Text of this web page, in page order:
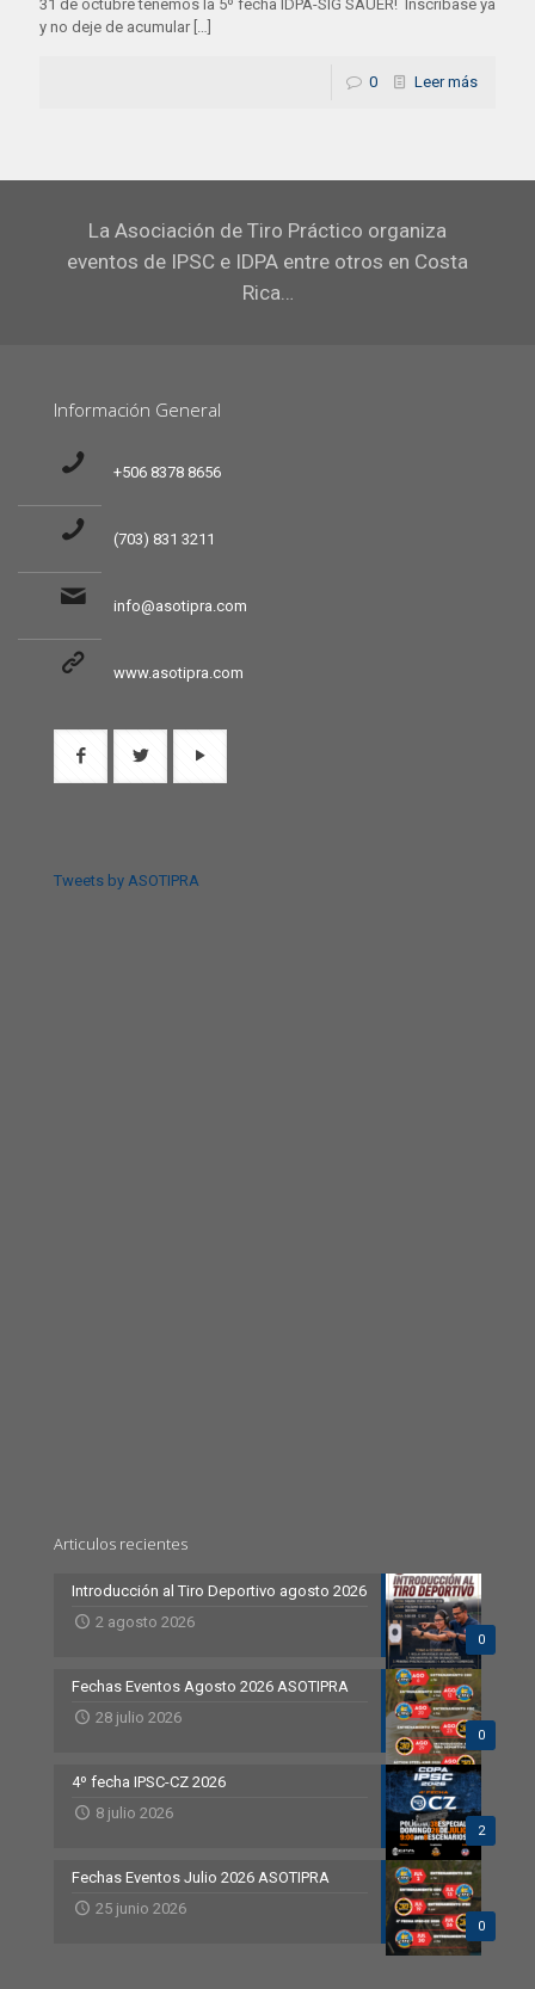
31 de octubre tenemos la 5º fecha IDPA-SIG SAUER! Inscríbase ya
y no deje de acumular […]
0 Leer más
La Asociación de Tiro Práctico organiza
eventos de IPSC e IDPA entre otros en Costa
Rica…
Información General
+506 8378 8656
(703) 831 3211
info@asotipra.com
www.asotipra.com
Tweets by ASOTIPRA
Articulos recientes
0
Introducción al Tiro Deportivo agosto 2026
2 agosto 2026
0
Fechas Eventos Agosto 2026 ASOTIPRA
28 julio 2026
2
4º fecha IPSC-CZ 2026
8 julio 2026
0
Fechas Eventos Julio 2026 ASOTIPRA
25 junio 2026